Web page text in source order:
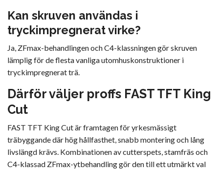
Kan skruven användas i
tryckimpregnerat virke?
Ja, ZFmax-behandlingen och C4-klassningen gör skruven
lämplig för de flesta vanliga utomhuskonstruktioner i
tryckimpregnerat trä.
Därför väljer proffs FAST TFT King
Cut
FAST TFT King Cut är framtagen för yrkesmässigt
träbyggande där hög hållfasthet, snabb montering och lång
livslängd krävs. Kombinationen av cutterspets, stamfräs och
C4-klassad ZFmax-ytbehandling gör den till ett utmärkt val